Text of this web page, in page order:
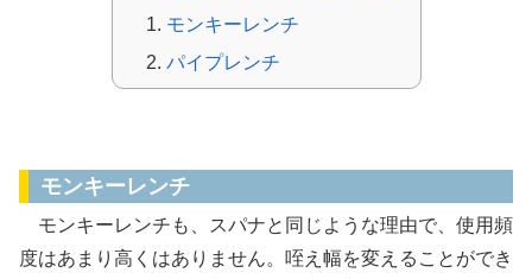
モンキーレンチ
パイプレンチ
モンキーレンチ
モンキーレンチも、スパナと同じような理由で、使用頻
度はあまり高くはありません。咥え幅を変えることができ